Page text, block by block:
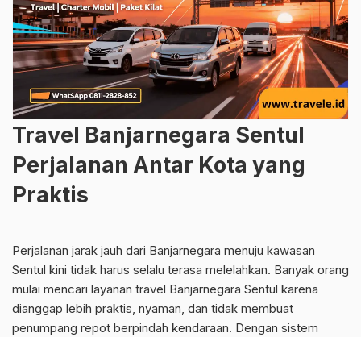
Travel Banjarnegara Sentul
Perjalanan Antar Kota yang
Praktis
Perjalanan jarak jauh dari Banjarnegara menuju kawasan
Sentul kini tidak harus selalu terasa melelahkan. Banyak orang
mulai mencari layanan travel Banjarnegara Sentul karena
dianggap lebih praktis, nyaman, dan tidak membuat
penumpang repot berpindah kendaraan. Dengan sistem